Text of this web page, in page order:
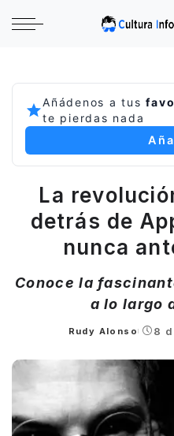
Añádenos a tus
te pierdas nada
La
detrás de
nunca
Conoce la
a lo largo
Posted
Rudy Alonso 8